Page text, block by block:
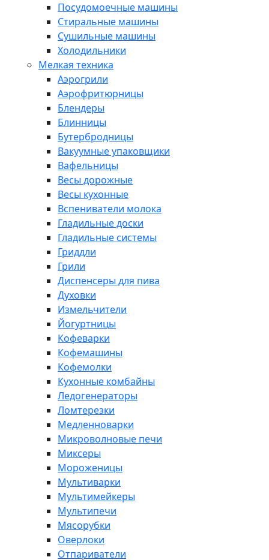
Посудомоечные машины
Стиральные машины
Сушильные машины
Холодильники
Мелкая техника
Аэрогрили
Аэрофритюрницы
Блендеры
Блинницы
Бутербродницы
Вакуумные упаковщики
Вафельницы
Весы дорожные
Весы кухонные
Вспениватели молока
Гладильные доски
Гладильные системы
Гриддли
Грили
Диспенсеры для пива
Духовки
Измельчители
Йогуртницы
Кофеварки
Кофемашины
Кофемолки
Кухонные комбайны
Ледогенераторы
Ломтерезки
Медленноварки
Микроволновые печи
Миксеры
Мороженицы
Мультиварки
Мультимейкеры
Мультипечи
Мясорубки
Оверлоки
Отпариватели